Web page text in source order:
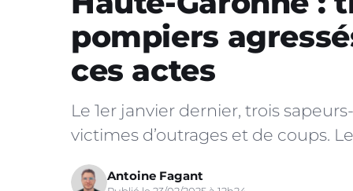
pompiers
ces actes
Le 1er janvier dernier, trois
victimes d’outrages et de coups.
Antoine Fagant